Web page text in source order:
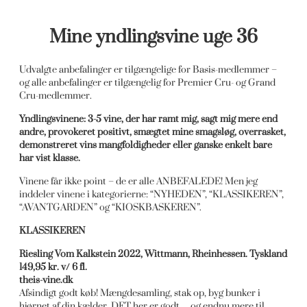
Mine yndlingsvine uge 36
Udvalgte anbefalinger er tilgængelige for Basis-medlemmer –
og alle anbefalinger er tilgængelig for Premier Cru- og Grand
Cru-medlemmer.
Yndlingsvinene: 3-5 vine, der har ramt mig, sagt mig mere end
andre, provokeret positivt, smægtet mine smagsløg, overrasket,
demonstreret vins mangfoldigheder eller ganske enkelt bare
har vist klasse.
Vinene får ikke point – de er alle ANBEFALEDE! Men jeg
inddeler vinene i kategorierne: “NYHEDEN”, “KLASSIKEREN”,
“AVANTGARDEN” og “KIOSKBASKEREN”.
KLASSIKEREN
Riesling Vom Kalkstein 2022, Wittmann, Rheinhessen. Tyskland
149,95 kr. v/ 6 fl.
theis-vine.dk
Afsindigt godt køb! Mængdesamling, stak op, byg bunker i